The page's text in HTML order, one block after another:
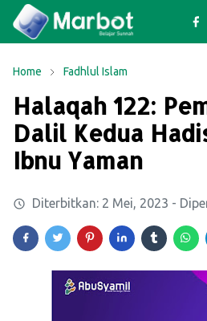
Home Fadhlul Islam
Halaqah 122:
Dalil Kedua
Ibnu Yaman
Diterbitkan: 2 Mei, 2023 -